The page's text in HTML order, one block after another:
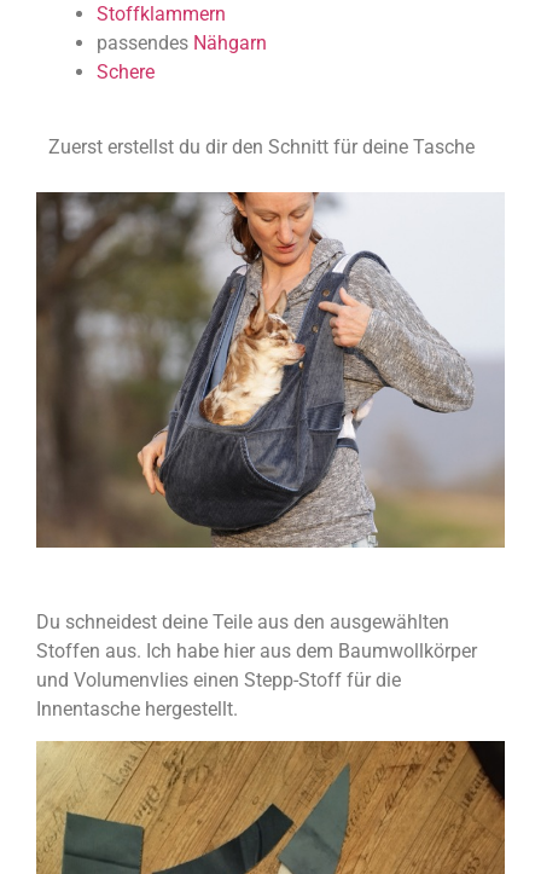
Stoffklammern
passendes Nähgarn
Schere
Zuerst erstellst du dir den Schnitt für deine Tasche
Du schneidest deine Teile aus den ausgewählten
Stoffen aus. Ich habe hier aus dem Baumwollkörper
und Volumenvlies einen Stepp-Stoff für die
Innentasche hergestellt.